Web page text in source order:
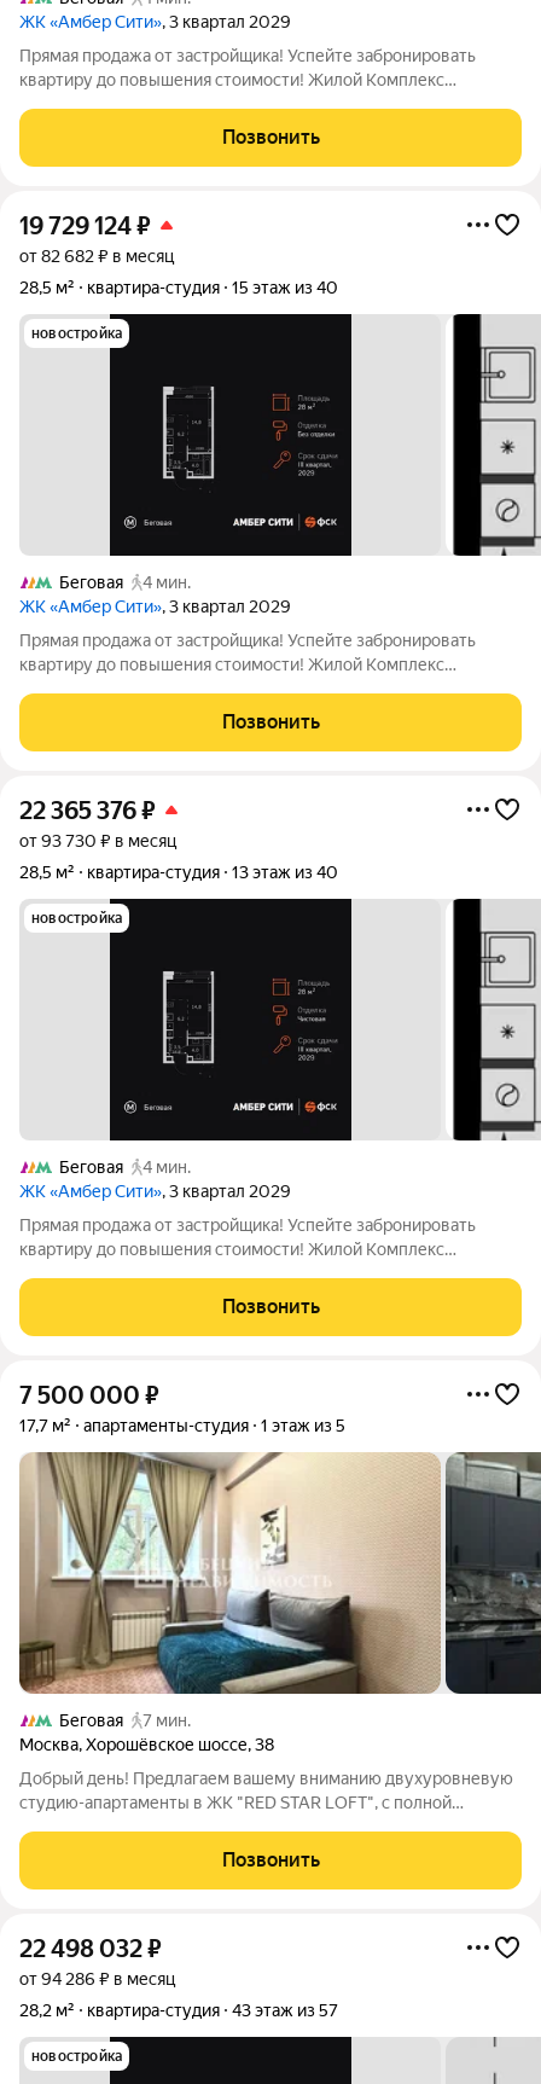
ЖК «Амбер Сити», 3 квартал 2029
Прямая продажа от застройщика! Успейте забронировать
квартиру до повышения стоимости! Жилой Комплекс
общей площадью 28 кв.м. на 3-м этаже 40 этажного здания.
Без отделки. - Линейная планировка -
Позвонить
19 729 124₽
от 82 682 ₽ в месяц
28,5 м²
квартира-студия 15 этаж из 40
новостройка
Беговая
4 мин.
ЖК «Амбер Сити», 3 квартал 2029
Прямая продажа от застройщика! Успейте забронировать
квартиру до повышения стоимости! Жилой Комплекс
общей площадью 28.5 кв.м. на 15-м этаже 40 этажного здания.
Без отделки. - Линейная планировка -
Позвонить
22 365 376₽
от 93 730 ₽ в месяц
28,5 м²
квартира-студия 13 этаж из 40
новостройка
Беговая
4 мин.
ЖК «Амбер Сити», 3 квартал 2029
Прямая продажа от застройщика! Успейте забронировать
квартиру до повышения стоимости! Жилой Комплекс
общей площадью 28.5 кв.м. на 13-м этаже 40 этажного здания.
Чистовая отделка. - Линейная
Позвонить
7 500 000 ₽
17,7 м² апартаменты-студия 1 этаж из 5
Беговая
7 мин.
Москва,Хорошёвское шоссе,38
Добрый день! Предлагаем вашему вниманию двухуровневую
студию-апартаменты в ЖК "RED STAR LOFT", с полной
жизни, так и для выгодной аренды! Отличный инвестиционный
вариант! Продажа без
Позвонить
22 498 032₽
от 94 286 ₽ в месяц
28,2 м²
квартира-студия 43 этаж из 57
новостройка